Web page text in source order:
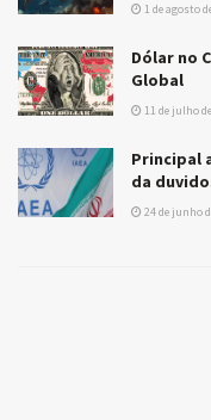
1 de agosto
Dólar no
Global
11 de julho
Principal
da
24 de junho